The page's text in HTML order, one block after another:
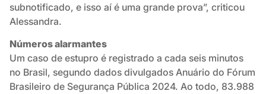
subnotificado, e isso aí é uma grande prova”, criticou
Alessandra.
Números alarmantes
Um caso de estupro é registrado a cada seis minutos
no Brasil, segundo dados divulgados Anuário do Fórum
Brasileiro de Segurança Pública 2024. Ao todo, 83.988